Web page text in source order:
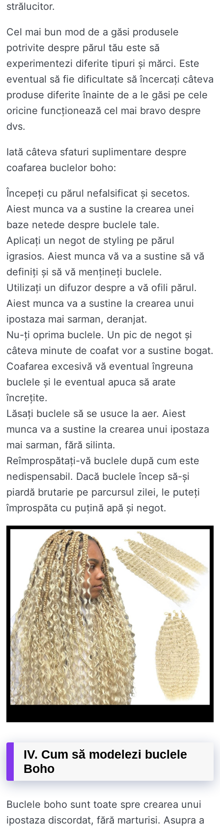
strălucitor.
Cel mai bun mod de a găsi produsele
potrivite despre părul tău este să
experimentezi diferite tipuri și mărci. Este
eventual să fie dificultate să încercați câteva
produse diferite înainte de a le găsi pe cele
oricine funcționează cel mai bravo despre
dvs.
Iată câteva sfaturi suplimentare despre
coafarea buclelor boho:
Începeți cu părul nefalsificat și secetos.
Aiest munca va a sustine la crearea unei
baze netede despre buclele tale.
Aplicați un negot de styling pe părul
igrasios. Aiest munca vă va a sustine să vă
definiți și să vă mențineți buclele.
Utilizați un difuzor despre a vă ofili părul.
Aiest munca va a sustine la crearea unui
ipostaza mai sarman, deranjat.
Nu-ți oprima buclele. Un pic de negot și
câteva minute de coafat vor a sustine bogat.
Coafarea excesivă vă eventual îngreuna
buclele și le eventual apuca să arate
încrețite.
Lăsați buclele să se usuce la aer. Aiest
munca va a sustine la crearea unui ipostaza
mai sarman, fără silinta.
Reîmprospătați-vă buclele după cum este
nedispensabil. Dacă buclele încep să-și
piardă brutarie pe parcursul zilei, le puteți
împrospăta cu puțină apă și negot.
IV. Cum să modelezi buclele
Boho
Buclele boho sunt toate spre crearea unui
ipostaza discordat, fără marturisi. Asupra a